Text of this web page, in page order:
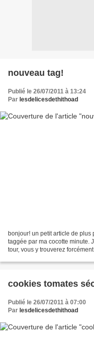
nouveau tag!
Publié le 26/07/2011 à 13:24
Par lesdelicesdethithoad
bonjour! un petit article de
taggée par ma cocotte minute.
tour, vous y trouverez
cookies tomates
Publié le 26/07/2011 à 07:00
Par lesdelicesdethithoad